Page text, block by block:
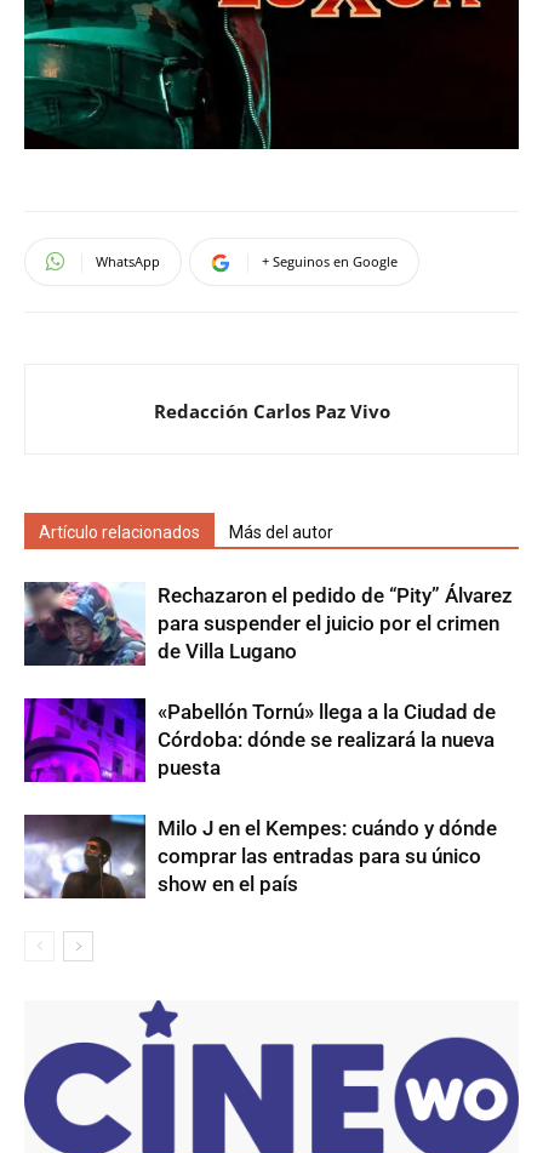
WhatsApp + Seguinos en Google
Redacción Carlos Paz Vivo
Artículo relacionados Más del autor
Rechazaron el pedido de “Pity” Álvarez
para suspender el juicio por el crimen
de Villa Lugano
«Pabellón Tornú» llega a la Ciudad de
Córdoba: dónde se realizará la nueva
puesta
Milo J en el Kempes: cuándo y dónde
comprar las entradas para su único
show en el país